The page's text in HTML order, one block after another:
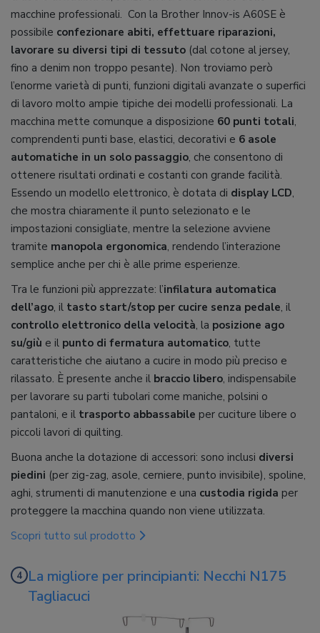
macchine professionali. Con la Brother Innov-is A60SE è
possibile confezionare abiti, effettuare riparazioni,
lavorare su diversi tipi di tessuto (dal cotone al jersey,
fino a denim non troppo pesante). Non troviamo però
l’enorme varietà di punti, funzioni digitali avanzate o superfici
di lavoro molto ampie tipiche dei modelli professionali. La
macchina mette comunque a disposizione 60 punti totali,
comprendenti punti base, elastici, decorativi e 6 asole
automatiche in un solo passaggio, che consentono di
ottenere risultati ordinati e costanti con grande facilità.
Essendo un modello elettronico, è dotata di display LCD,
che mostra chiaramente il punto selezionato e le
impostazioni consigliate, mentre la selezione avviene
tramite manopola ergonomica, rendendo l’interazione
semplice anche per chi è alle prime esperienze.
Tra le funzioni più apprezzate: l’infilatura automatica
dell’ago, il tasto start/stop per cucire senza pedale, il
controllo elettronico della velocità, la posizione ago
su/giù e il punto di fermatura automatico, tutte
caratteristiche che aiutano a cucire in modo più preciso e
rilassato. È presente anche il braccio libero, indispensabile
per lavorare su parti tubolari come maniche, polsini o
pantaloni, e il trasporto abbassabile per cuciture libere o
piccoli lavori di quilting.
Buona anche la dotazione di accessori: sono inclusi diversi
piedini (per zig-zag, asole, cerniere, punto invisibile), spoline,
aghi, strumenti di manutenzione e una custodia rigida per
proteggere la macchina quando non viene utilizzata.
Scopri tutto sul prodotto
La migliore per principianti: Necchi N175
Tagliacuci